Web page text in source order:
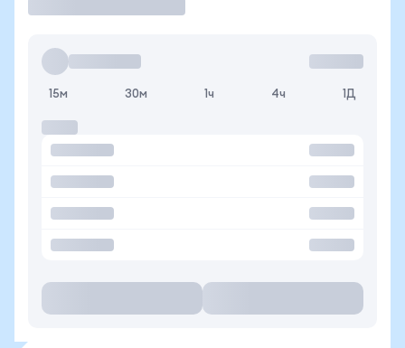
15м 30м 1ч 4ч 1Д